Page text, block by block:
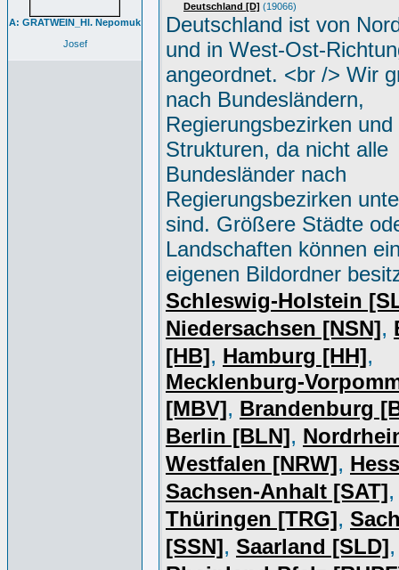
A: GRATWEIN_Hl. Nepomuk
Josef
Deutschland [D] (19066)
Deutschland ist von
und in West-Ost-
angeordnet. <br /> Wir
nach Bundesländern,
Regierungsbezirken
Strukturen, da nicht alle
Bundesländer nach
Regierungsbezirken
sind. Größere Städte
Landschaften können
eigenen Bildordner
Schleswig-Holstein
Niedersachsen [NSN],
[HB], Hamburg [HH],
Mecklenburg-
[MBV], Brandenburg
Berlin [BLN],
Westfalen [NRW],
Sachsen-Anhalt [SAT],
Thüringen [TRG],
[SSN], Saarland [SLD],